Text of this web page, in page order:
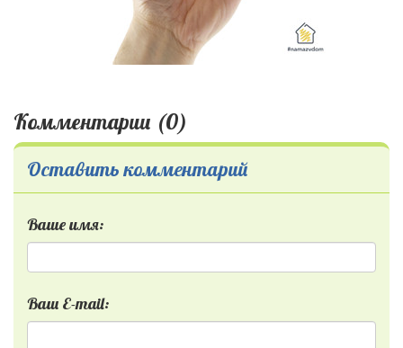
Комментарии (0)
Оставить комментарий
Ваше имя:
Ваш E-mail: